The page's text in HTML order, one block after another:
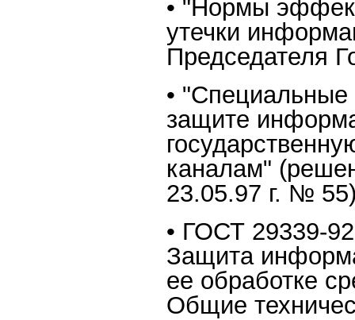
• "Нормы
утечки
Председателя
•
защите
каналам"
23.05.97 г. №
• ГОСТ 29339-
Защита
ее обработке
Общие